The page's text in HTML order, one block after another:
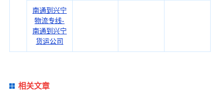
南通到兴宁
物流专线-
南通到兴宁
货运公司
相关文章